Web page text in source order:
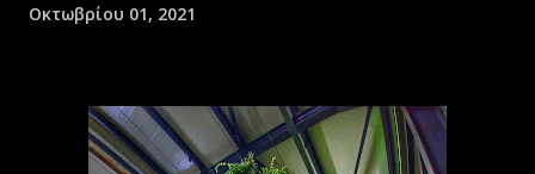
Οκτωβρίου 01, 2021